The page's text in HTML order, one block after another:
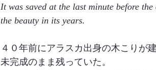
It was saved at the last minute before
the beauty in its years.
４０年前にアラスカ出身の木こりが
未完成のまま残っていた。